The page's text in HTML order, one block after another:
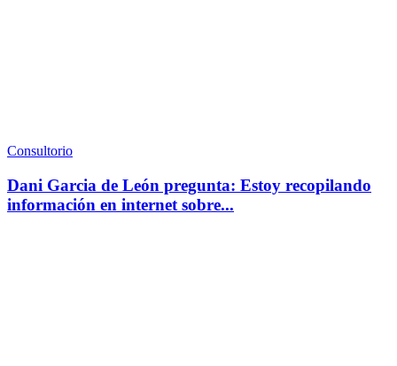
Consultorio
Dani Garcia de León pregunta: Estoy recopilando
información en internet sobre...